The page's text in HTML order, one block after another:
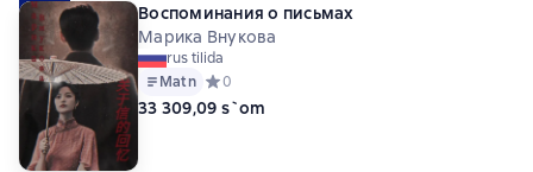
Воспоминания о письмах
Марика Внукова
rus tilida
Matn Средний рейтинг 0 на основе 0 оценок
0
33 309,09 s`om